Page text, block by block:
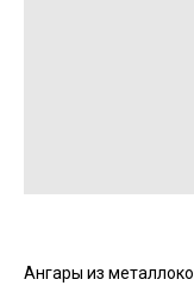
Ангары из